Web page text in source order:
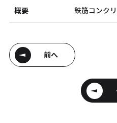
概要 鉄筋コンク
前へ